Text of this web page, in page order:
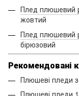
Плед плюшевий
жовтий
Плед плюшевий
бірюзовий
Рекомендовані
Плюшеві пледи